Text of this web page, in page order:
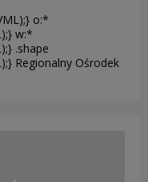
o:*
w:*
.shape
Regionalny Ośrodek